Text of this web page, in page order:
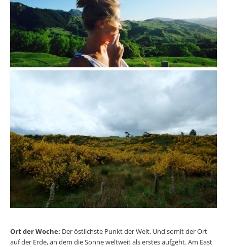
Ort der Woche: Der östlichste Punkt der Welt. Und somit der Ort
auf der Erde, an dem die Sonne weltweit als erstes aufgeht. Am East